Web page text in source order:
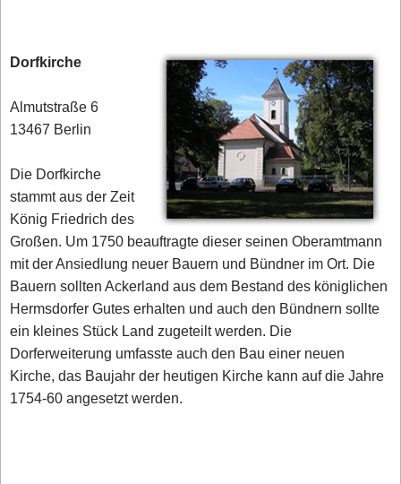
Dorfkirche
Almutstraße 6
13467 Berlin
Die Dorfkirche
stammt aus der Zeit
König Friedrich des
Großen. Um 1750 beauftragte dieser seinen Oberamtmann
mit der Ansiedlung neuer Bauern und Bündner im Ort. Die
Bauern sollten Ackerland aus dem Bestand des königlichen
Hermsdorfer Gutes erhalten und auch den Bündnern sollte
ein kleines Stück Land zugeteilt werden. Die
Dorferweiterung umfasste auch den Bau einer neuen
Kirche, das Baujahr der heutigen Kirche kann auf die Jahre
1754-60 angesetzt werden.